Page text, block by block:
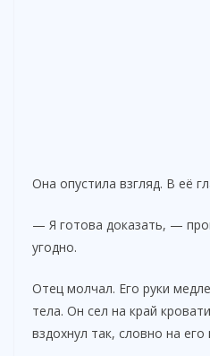
Она опустила взгляд. В её
— Я готова доказать, —
угодно.
Отец молчал. Его руки
тела. Он сел на край
вздохнул так, словно на